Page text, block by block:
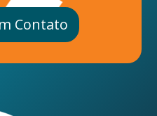
Contato